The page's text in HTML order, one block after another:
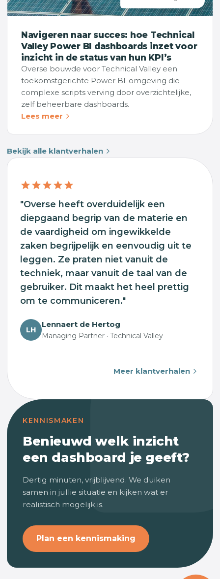
Navigeren naar succes: hoe Technical
Valley Power BI dashboards inzet voor
inzicht in de status van hun KPI’s
Overse bouwde voor Technical Valley een
toekomstgerichte Power BI-omgeving die
complexe scripts verving door overzichtelijke,
zelf beheerbare dashboards.
Lees meer
Bekijk alle klantverhalen
"Overse heeft overduidelijk een
diepgaand begrip van de materie en
de vaardigheid om ingewikkelde
zaken begrijpelijk en eenvoudig uit te
leggen. Ze praten niet vanuit de
techniek, maar vanuit de taal van de
gebruiker. Dit maakt het heel prettig
om te communiceren."
LH
Lennaert de Hertog
Managing Partner · Technical Valley
Meer klantverhalen
KENNISMAKEN
Benieuwd welk inzicht
een dashboard je geeft?
Dertig minuten, vrijblijvend. We duiken
samen in jullie situatie en kijken wat er
realistisch mogelijk is.
Plan een kennismaking